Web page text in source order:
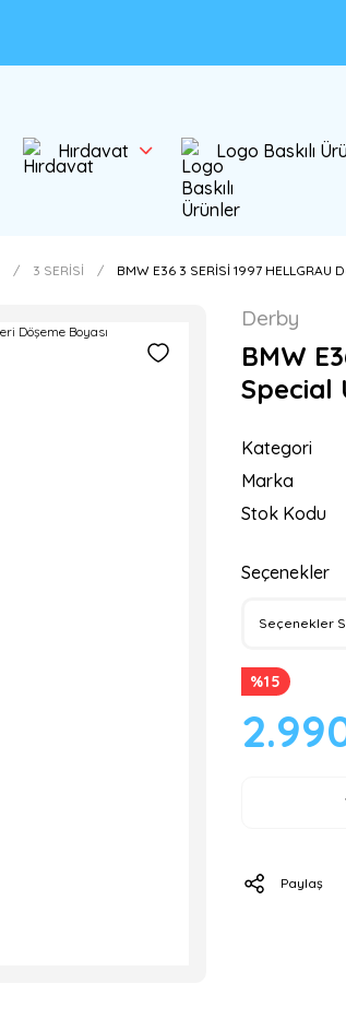
Hırdavat Logo Baskılı
3 SERİSİ BMW E36 3 SERİSİ 1997
Derby
BMW
Special
Kategori
Marka
Stok Kodu
Seçenekler
%15
Paylaş